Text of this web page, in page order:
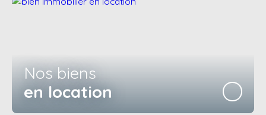
Nos biens
en location